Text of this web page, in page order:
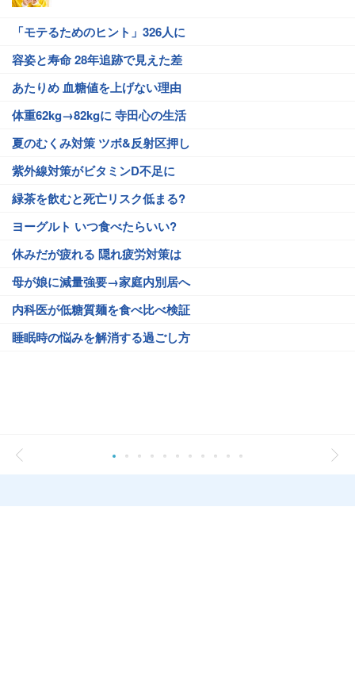
「モテるためのヒント」326人に
容姿と寿命 28年追跡で見えた差
あたりめ 血糖値を上げない理由
体重62kg→82kgに 寺田心の生活
夏のむくみ対策 ツボ&反射区押し
紫外線対策がビタミンD不足に
緑茶を飲むと死亡リスク低まる?
ヨーグルト いつ食べたらいい?
休みだが疲れる 隠れ疲労対策は
母が娘に減量強要→家庭内別居へ
内科医が低糖質麺を食べ比べ検証
睡眠時の悩みを解消する過ごし方